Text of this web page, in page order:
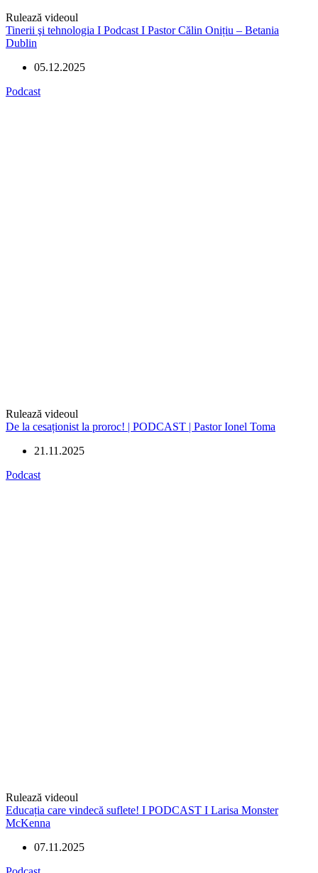
Rulează videoul
Tinerii şi tehnologia I Podcast I Pastor Călin Onițiu – Betania
Dublin
05.12.2025
Podcast
Rulează videoul
De la cesaționist la proroc! | PODCAST | Pastor Ionel Toma
21.11.2025
Podcast
Rulează videoul
Educația care vindecă suflete! I PODCAST I Larisa Monster
McKenna
07.11.2025